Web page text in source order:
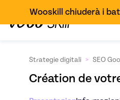
Wooskill chiuderà i
Strategie digitali > SEO
Création de